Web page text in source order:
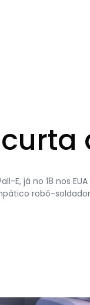
E, já no 18 nos
robô-